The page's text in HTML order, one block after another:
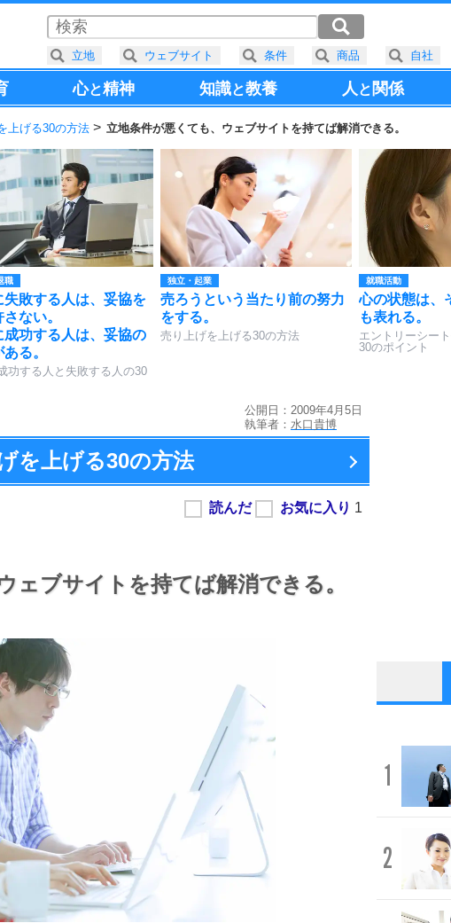
心と精神 知識と教養 人と 関係
上げる30の方法 立地条件が悪くても、ウェブサイトを持てば解消できる。
職
失敗する人は、妥協を
ない。
成功する人は、妥協の
る。
功する人と失敗する人の30
独立・起業
売ろうという当たり前の努力
をする。
売り上げを上げる30の方法
就職活動
心の状態は、
も表れる。
エントリーシー
30のポイント
公開日：2009年4月5日
執筆者： 水口貴博
を上げる30の方法
ェブサイトを持てば解消できる。
1
2
立地 ウェブサイト 条件 商品 自社